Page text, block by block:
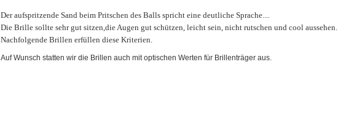
Der aufspritzende Sand beim Pritschen des Balls spricht eine deutliche Sprache....
Die Brille sollte sehr gut sitzen,die Augen gut schützen, leicht sein, nicht rutschen und cool aussehen.
Nachfolgende Brillen erfüllen diese Kriterien.
Auf Wunsch statten wir die Brillen auch mit optischen Werten für Brillenträger aus.